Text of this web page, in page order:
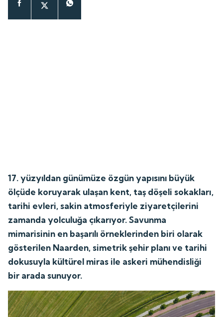
17. yüzyıldan günümüze özgün yapısını büyük
ölçüde koruyarak ulaşan kent, taş döşeli sokakları,
tarihi evleri, sakin atmosferiyle ziyaretçilerini
zamanda yolculuğa çıkarıyor. Savunma
mimarisinin en başarılı örneklerinden biri olarak
gösterilen Naarden, simetrik şehir planı ve tarihi
dokusuyla kültürel miras ile askeri mühendisliği
bir arada sunuyor.